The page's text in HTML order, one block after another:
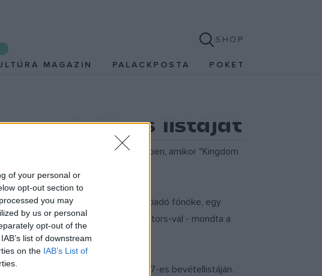
of your personal or
opt-out section to
you may
by us or personal
opt-out of the
list of downstream
on the IAB’s List of
SHOP
MAGAZIN PALACKPOSTA POKET
cash kings listáját
össze 2006-ban, abban az évben, amikor "Kingdom
yorki székhelyű Def Jam lemezkiadó főnöke, egy
Packard-dal és a General Motors-val - mondta a
a top helyezés a zenevilág 2007-es bevétellistáján.